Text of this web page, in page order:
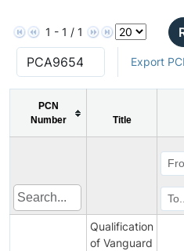
1 - 1 / 1
Export
PCN
Number
Title
Qualification
of Vanguard